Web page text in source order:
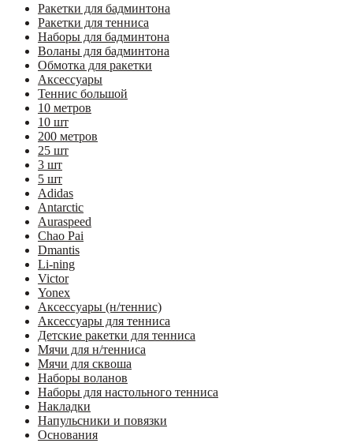
Ракетки для бадминтона
Ракетки для тенниса
Наборы для бадминтона
Воланы для бадминтона
Обмотка для ракетки
Аксессуары
Теннис большой
10 метров
10 шт
200 метров
25 шт
3 шт
5 шт
Adidas
Antarctic
Auraspeed
Chao Pai
Dmantis
Li-ning
Victor
Yonex
Аксессуары (н/теннис)
Аксессуары для тенниса
Детские ракетки для тенниса
Мячи для н/тенниса
Мячи для сквоша
Наборы воланов
Наборы для настольного тенниса
Накладки
Напульсники и повязки
Основания